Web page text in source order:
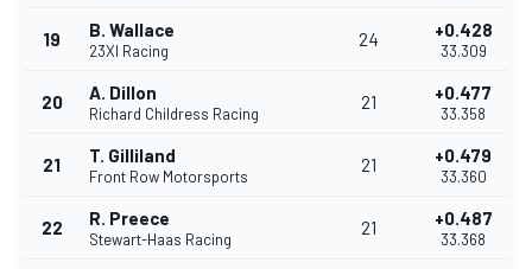
19 B. Wallace
23XI Racing
24 +0.428
33.309
20 A. Dillon
Richard Childress Racing
21 +0.477
33.358
21 T. Gilliland
Front Row Motorsports
21 +0.479
33.360
22 R. Preece
Stewart-Haas Racing
21 +0.487
33.368